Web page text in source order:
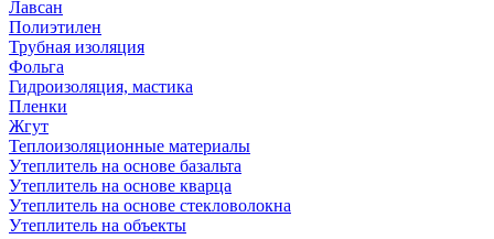
Лавсан
Полиэтилен
Трубная изоляция
Фольга
Гидроизоляция, мастика
Пленки
Жгут
Теплоизоляционные материалы
Утеплитель на основе базальта
Утеплитель на основе кварца
Утеплитель на основе стекловолокна
Утеплитель на объекты